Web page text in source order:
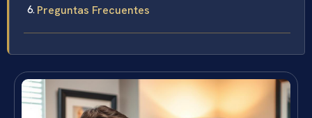
Preguntas Frecuentes